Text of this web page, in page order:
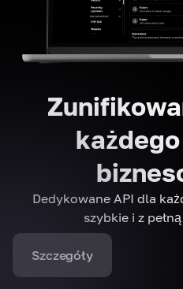
Dedykowane API dla
szybkie i z
Szczegóły